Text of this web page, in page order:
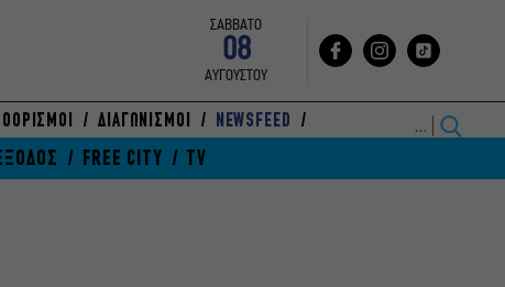
ΣΑΒΒΑΤΟ
08
ΑΥΓΟΥΣΤΟΥ
ΔΙΑΓΩΝΙΣΜΟΙ NEWSFEED
FREE CITY TV